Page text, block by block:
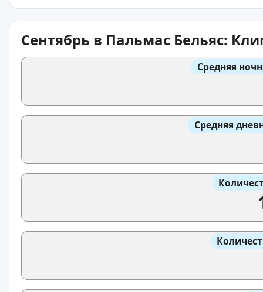
Сентябрь в Пальмас Бельяс:
Средняя
Средняя